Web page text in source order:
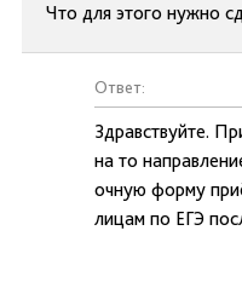
Что для этого нужно
Ответ:
Здравствуйте.
на то
очную форму
лицам по ЕГЭ